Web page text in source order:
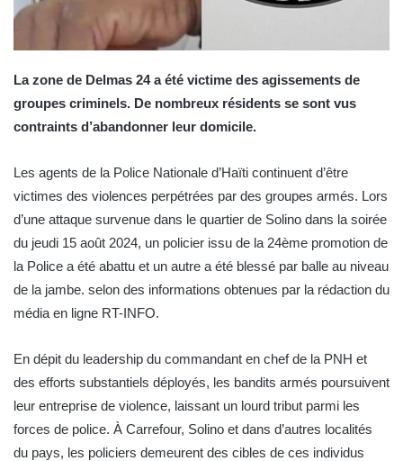
La zone de Delmas 24 a été victime des agissements de
groupes criminels. De nombreux résidents se sont vus
contraints d’abandonner leur domicile.
Les agents de la Police Nationale d’Haïti continuent d’être
victimes des violences perpétrées par des groupes armés. Lors
d’une attaque survenue dans le quartier de Solino dans la soirée
du jeudi 15 août 2024, un policier issu de la 24ème promotion de
la Police a été abattu et un autre a été blessé par balle au niveau
de la jambe. selon des informations obtenues par la rédaction du
média en ligne RT-INFO.
En dépit du leadership du commandant en chef de la PNH et
des efforts substantiels déployés, les bandits armés poursuivent
leur entreprise de violence, laissant un lourd tribut parmi les
forces de police. À Carrefour, Solino et dans d’autres localités
du pays, les policiers demeurent des cibles de ces individus